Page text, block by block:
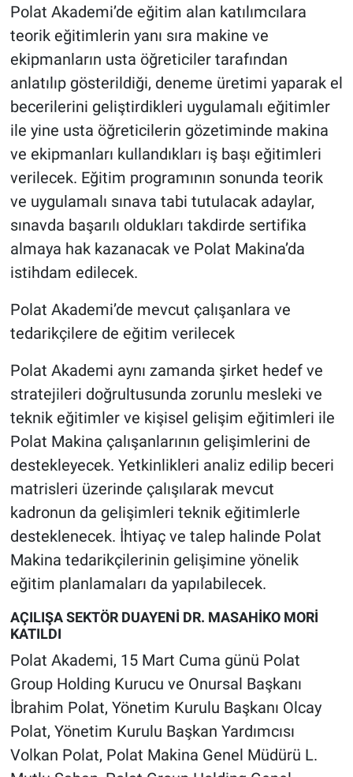
Polat Akademi’de eğitim alan katılımcılara
teorik eğitimlerin yanı sıra makine ve
ekipmanların usta öğreticiler tarafından
anlatılıp gösterildiği, deneme üretimi yaparak el
becerilerini geliştirdikleri uygulamalı eğitimler
ile yine usta öğreticilerin gözetiminde makina
ve ekipmanları kullandıkları iş başı eğitimleri
verilecek. Eğitim programının sonunda teorik
ve uygulamalı sınava tabi tutulacak adaylar,
sınavda başarılı oldukları takdirde sertifika
almaya hak kazanacak ve Polat Makina’da
istihdam edilecek.
Polat Akademi’de mevcut çalışanlara ve
tedarikçilere de eğitim verilecek
Polat Akademi aynı zamanda şirket hedef ve
stratejileri doğrultusunda zorunlu mesleki ve
teknik eğitimler ve kişisel gelişim eğitimleri ile
Polat Makina çalışanlarının gelişimlerini de
destekleyecek. Yetkinlikleri analiz edilip beceri
matrisleri üzerinde çalışılarak mevcut
kadronun da gelişimleri teknik eğitimlerle
desteklenecek. İhtiyaç ve talep halinde Polat
Makina tedarikçilerinin gelişimine yönelik
eğitim planlamaları da yapılabilecek.
AÇILIŞA SEKTÖR DUAYENİ DR. MASAHİKO MORİ
KATILDI
Polat Akademi, 15 Mart Cuma günü Polat
Group Holding Kurucu ve Onursal Başkanı
İbrahim Polat, Yönetim Kurulu Başkanı Olcay
Polat, Yönetim Kurulu Başkan Yardımcısı
Volkan Polat, Polat Makina Genel Müdürü L.